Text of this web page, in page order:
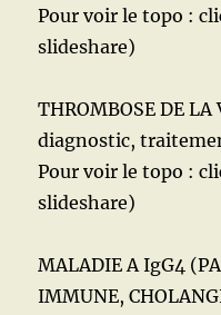
Pour voir le topo :
slideshare)
THROMBOSE DE LA
diagnostic,
Pour voir le topo :
slideshare)
MALADIE A IgG4
IMMUNE,